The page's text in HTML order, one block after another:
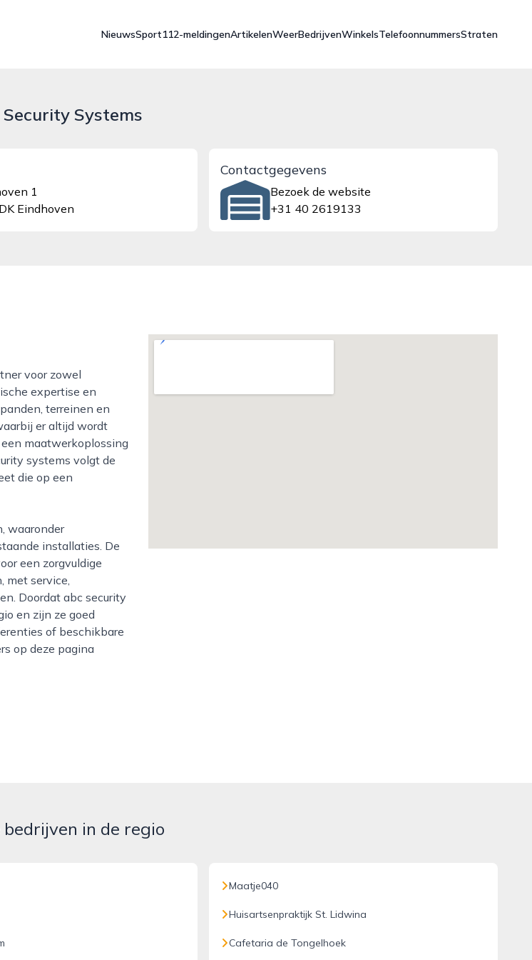
NieuwsSport112-meldingenArtikelenWeerBedrijvenWinkelsTelefoonnummersStraten
Security Systems
1
Eindhoven
Contactgegevens
Bezoek de website
+31 40 2619133
expertise en
terreinen en
er altijd wordt
maatwerkoplossing
systems volgt de
die op een
installaties. De
een zorgvuldige
met service,
Doordat abc security
en zijn ze goed
of beschikbare
op deze pagina
in de regio
Maatje040
Huisartsenpraktijk St. Lidwina
Cafetaria de Tongelhoek